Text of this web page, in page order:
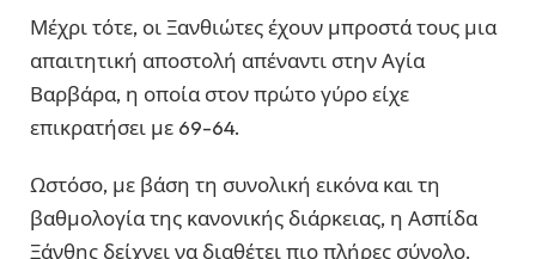
Μέχρι τότε, οι Ξανθιώτες έχουν μπροστά τους μια
απαιτητική αποστολή απέναντι στην Αγία
Βαρβάρα, η οποία στον πρώτο γύρο είχε
επικρατήσει με 69-64.
Ωστόσο, με βάση τη συνολική εικόνα και τη
βαθμολογία της κανονικής διάρκειας, η Ασπίδα
Ξάνθης δείχνει να διαθέτει πιο πλήρες σύνολο.